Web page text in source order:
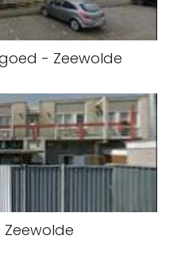
- Zeewolde
Zeewolde